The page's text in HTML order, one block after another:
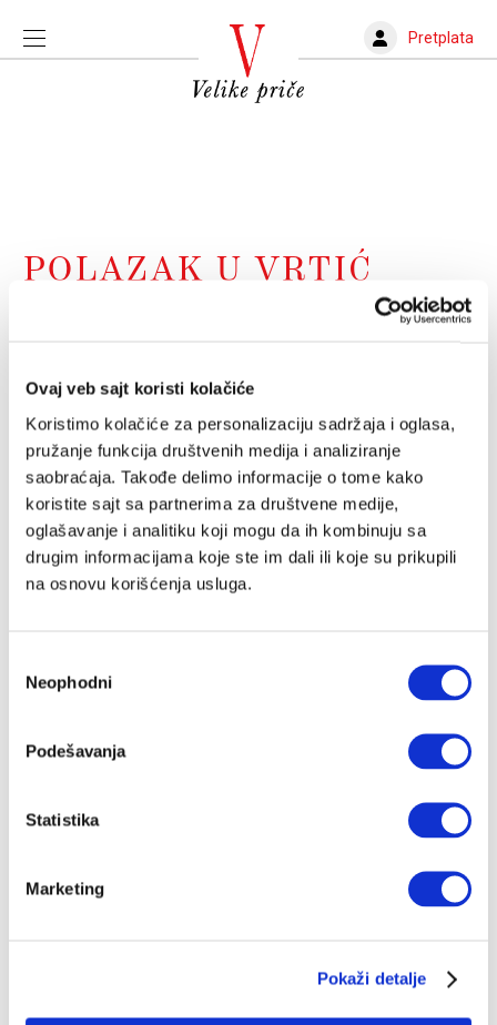
Ovaj veb sajt koristi kolačiće
Koristimo kolačiće za personalizaciju sadržaja i oglasa,
pružanje funkcija društvenih medija i analiziranje
saobraćaja. Takođe delimo informacije o tome kako
koristite sajt sa partnerima za društvene medije,
oglašavanje i analitiku koji mogu da ih kombinuju sa
drugim informacijama koje ste im dali ili koje su prikupili
na osnovu korišćenja usluga.
сагласности
Neophodni
Podešavanja
Statistika
Marketing
Pokaži detalje
Pretplata
POLAZAK U VRTIĆ
pojava u detinjstvu, ali kada to postaje problem?